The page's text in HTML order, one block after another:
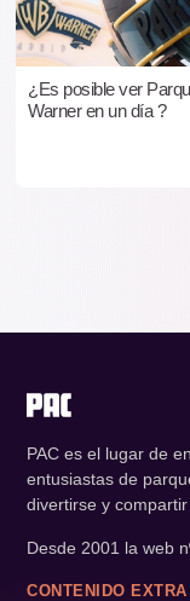
¿Es posible ver
Warner en un día ?
PAC es el lugar de
entusiastas de
divertirse y
Desde 2001 la web
CONTENIDO EXTRA